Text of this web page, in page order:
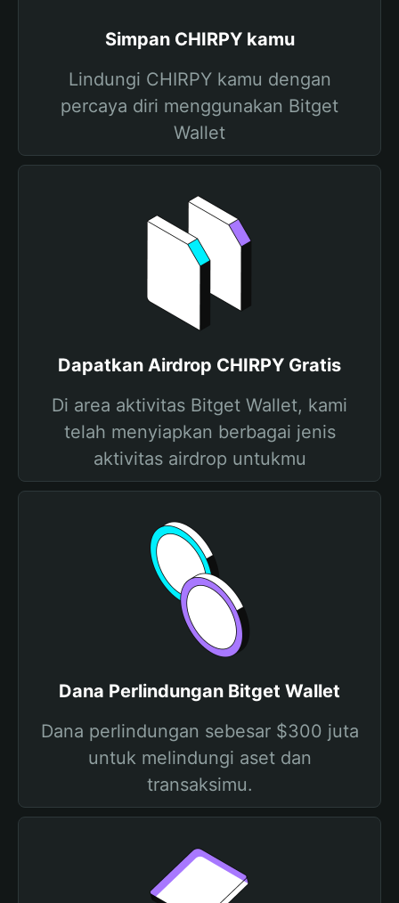
Simpan CHIRPY kamu
Lindungi CHIRPY kamu dengan
percaya diri menggunakan Bitget
Wallet
Dapatkan Airdrop CHIRPY Gratis
Di area aktivitas Bitget Wallet, kami
telah menyiapkan berbagai jenis
aktivitas airdrop untukmu
Dana Perlindungan Bitget Wallet
Dana perlindungan sebesar $300 juta
untuk melindungi aset dan
transaksimu.